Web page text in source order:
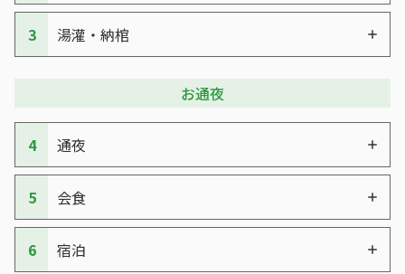
3 湯灌・納棺
お通夜
4 通夜
5 会食
6 宿泊